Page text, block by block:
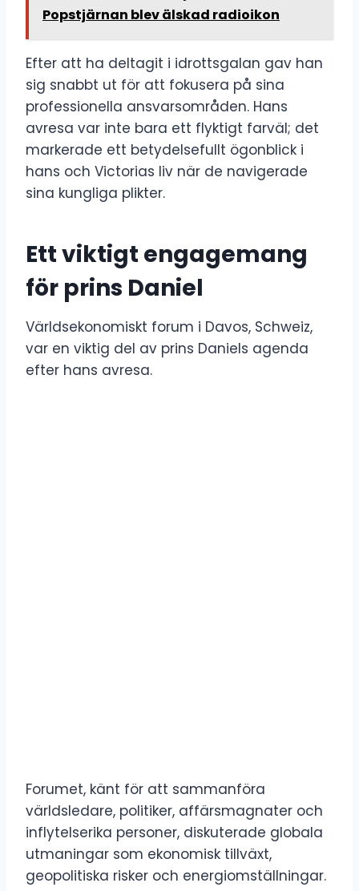
Popstjärnan blev älskad radioikon
Efter att ha deltagit i idrottsgalan gav han
sig snabbt ut för att fokusera på sina
professionella ansvarsområden. Hans
avresa var inte bara ett flyktigt farväl; det
markerade ett betydelsefullt ögonblick i
hans och Victorias liv när de navigerade
sina kungliga plikter.
Ett viktigt engagemang
för prins Daniel
Världsekonomiskt forum i Davos, Schweiz,
var en viktig del av prins Daniels agenda
efter hans avresa.
Forumet, känt för att sammanföra
världsledare, politiker, affärsmagnater och
inflytelserika personer, diskuterade globala
utmaningar som ekonomisk tillväxt,
geopolitiska risker och energiomställningar.